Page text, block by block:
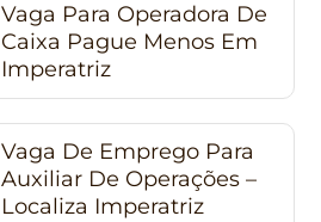
Vaga Para Operadora De
Caixa Pague Menos Em
Imperatriz
Vaga De Emprego Para
Auxiliar De Operações –
Localiza Imperatriz